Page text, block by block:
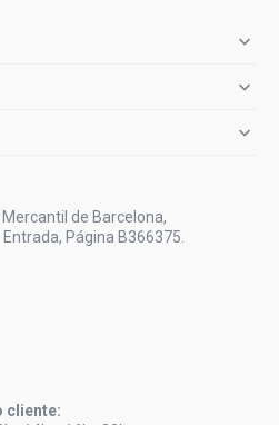



de Barcelona,
Página B366375.
cliente: